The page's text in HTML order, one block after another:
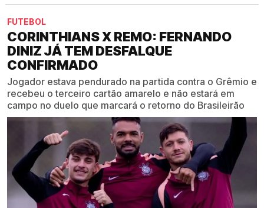
FUTEBOL
CORINTHIANS X REMO: FERNANDO
DINIZ JÁ TEM DESFALQUE
CONFIRMADO
Jogador estava pendurado na partida contra o Grêmio e
recebeu o terceiro cartão amarelo e não estará em
campo no duelo que marcará o retorno do Brasileirão